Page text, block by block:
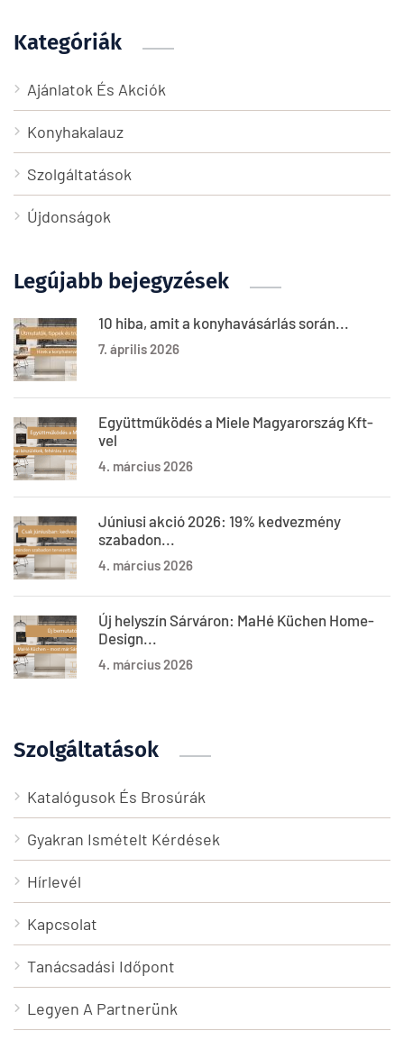
Kategóriák
Ajánlatok És Akciók
Konyhakalauz
Szolgáltatások
Újdonságok
Legújabb bejegyzések
10 hiba, amit a konyhavásárlás során...
7. április 2026
Együttműködés a Miele Magyarország Kft-
vel
4. március 2026
Júniusi akció 2026: 19% kedvezmény
szabadon...
4. március 2026
Új helyszín Sárváron: MaHé Küchen Home-
Design...
4. március 2026
Szolgáltatások
Katalógusok És Brosúrák
Gyakran Ismételt Kérdések
Hírlevél
Kapcsolat
Tanácsadási Időpont
Legyen A Partnerünk